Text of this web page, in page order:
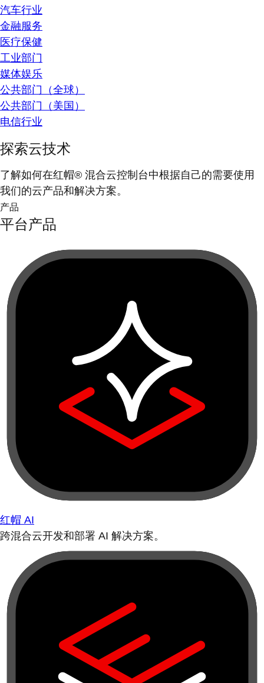
汽车行业
金融服务
医疗保健
工业部门
媒体娱乐
公共部门（全球）
公共部门（美国）
电信行业
探索云技术
了解如何在红帽® 混合云控制台中根据自己的需要使用
我们的云产品和解决方案。
产品
平台产品
红帽 AI
跨混合云开发和部署 AI 解决方案。